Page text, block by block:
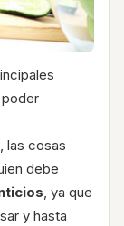
las cosas
debe
, ya que
y hasta